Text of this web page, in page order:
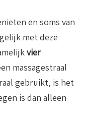
en soms van
met deze
vier
massagestraal
gebruikt, is het
is dan alleen